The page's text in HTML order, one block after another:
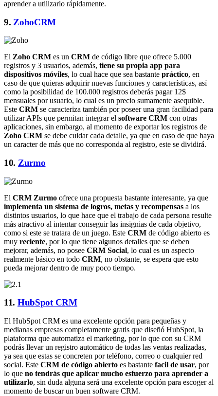
aprender a utilizarlo rápidamente.
9. ZohoCRM
El Zoho CRM es un CRM de código libre que ofrece 5.000
registros y 3 usuarios, además, tiene su propia app para
dispositivos móviles, lo cual hace que sea bastante práctico, en
caso de que quieras adquirir nuevas funciones y características, así
como la posibilidad de 100.000 registros deberás pagar 12$
mensuales por usuario, lo cual es un precio sumamente asequible.
Este CRM se caracteriza también por poseer una gran facilidad para
utilizar APIs que permitan integrar el software CRM con otras
aplicaciones, sin embargo, al momento de exportar los registros de
Zoho CRM se debe cuidar cada detalle, ya que en caso de que haya
un caracter de más que no corresponda al registro, este se dividirá.
10. Zurmo
El CRM Zurmo ofrece una propuesta bastante interesante, ya que
implementa un sistema de logros, metas y recompensas a los
distintos usuarios, lo que hace que el trabajo de cada persona resulte
más atractivo al intentar conseguir las insignias de cada objetivo,
como si este se tratara de un juego. Este CRM de código abierto es
muy reciente, por lo que tiene algunos detalles que se deben
mejorar, además, no posee CRM Social, lo cual es un aspecto
realmente básico en todo CRM, no obstante, se espera que esto
pueda mejorar dentro de muy poco tiempo.
11. HubSpot CRM
El HubSpot CRM es una excelente opción para pequeñas y
medianas empresas completamente gratis que diseñó HubSpot, la
plataforma que automatiza el marketing, por lo que con su CRM
podrás llevar un registro automático de todas las ventas realizadas,
ya sea que estas se concreten por teléfono, correo o cualquier red
social. Este CRM de código abierto es bastante facil de usar, por
lo que no tendrás que aplicar mucho esfuerzo para aprender a
utilizarlo, sin duda alguna será una excelente opción para escoger al
momento de buscar un buen software CRM.